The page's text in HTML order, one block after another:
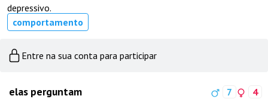
depressivo.
comportamento
Entre na sua conta para participar
elas perguntam 7 4